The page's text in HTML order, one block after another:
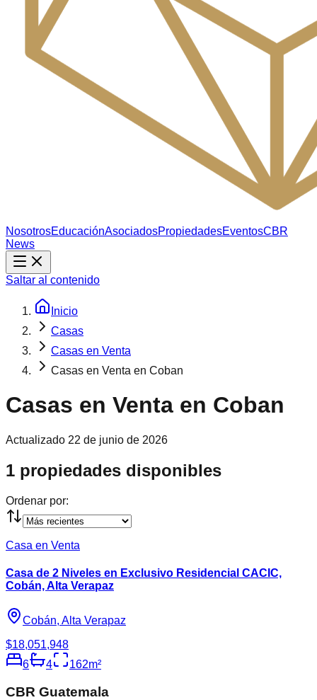
NosotrosEducaciónAsociadosPropiedadesEventosCBR
News
Saltar al contenido
Inicio
Casas
Casas en Venta
Casas en Venta en Coban
Casas en Venta en Coban
Actualizado 22 de junio de 2026
1 propiedades disponibles
Ordenar por:
Casa en Venta
Casa de 2 Niveles en Exclusivo Residencial CACIC,
Cobán, Alta Verapaz
Cobán, Alta Verapaz
$18,051,948
6
4 162m²
CBR Guatemala